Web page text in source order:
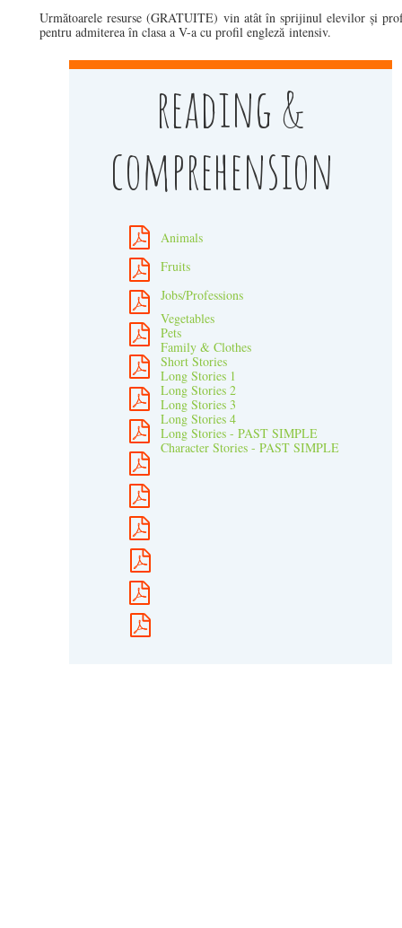
Animals
Fruits
Jobs/Professions
Vegetables
Pets
Family & Clothes
Short Stories
Long Stories 1
Long Stories 2
Long Stories 3
Long Stories 4
Long Stories - PAST SIMPLE
Character Stories - PAST SIMPLE
reading &
comprehension
Următoarele resurse (GRATUITE) vin atât în sprijinul elevilor și
pentru admiterea în clasa a V-a cu profil engleză intensiv.